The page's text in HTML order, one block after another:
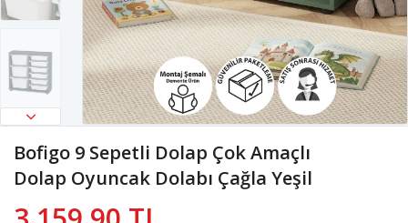
Bofigo 9 Sepetli Dolap Çok Amaçlı
Dolap Oyuncak Dolabı Çağla Yeşil